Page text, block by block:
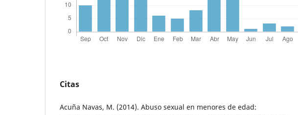
Citas
Acuña Navas, M. (2014). Abuso sexual en menores de edad: